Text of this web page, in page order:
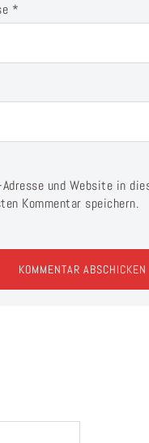
*
Adresse und Website in
Kommentar speichern.